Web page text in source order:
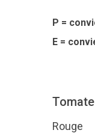
P =
E =
Rouge